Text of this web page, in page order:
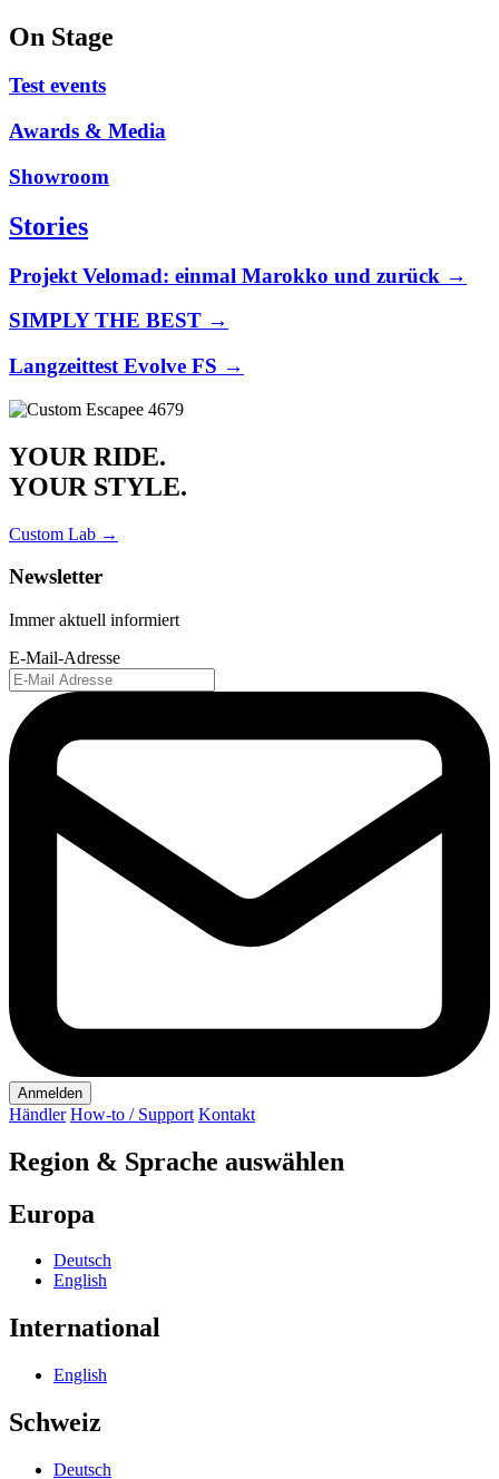
On Stage
Test events
Awards & Media
Showroom
Stories
Projekt Velomad: einmal Marokko und zurück →
SIMPLY THE BEST →
Langzeittest Evolve FS →
YOUR RIDE.
YOUR STYLE.
Custom Lab →
Newsletter
Immer aktuell informiert
E-Mail-Adresse
Anmelden
Händler How-to / Support Kontakt
Region & Sprache auswählen
Europa
Deutsch
English
International
English
Schweiz
Deutsch